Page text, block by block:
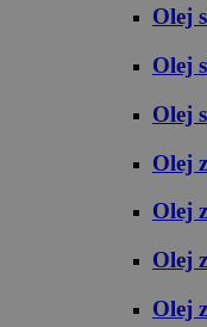
Olej
Olej
Olej
Olej
Olej
Olej
Olej